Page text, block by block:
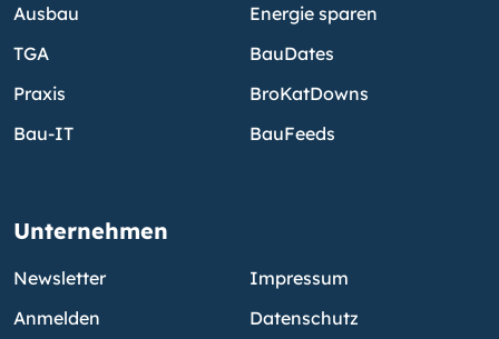
Ausbau
TGA
Praxis
Bau-IT
Energie sparen
BauDates
BroKatDowns
BauFeeds
Unternehmen
Newsletter
Anmelden
Impressum
Datenschutz